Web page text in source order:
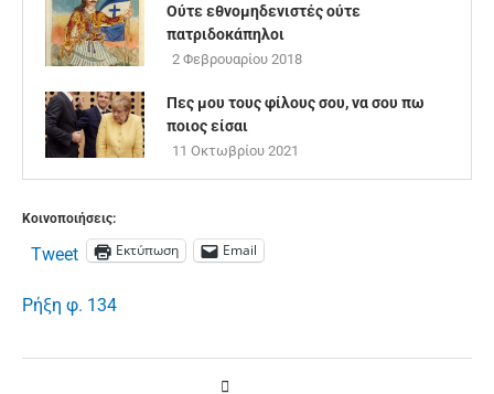
Ούτε εθνομηδενιστές ούτε
πατριδοκάπηλοι
2 Φεβρουαρίου 2018
Πες μου τους φίλους σου, να σου πω
ποιος είσαι
11 Οκτωβρίου 2021
Κοινοποιήσεις:
Tweet Εκτύπωση Email
Ρήξη φ. 134